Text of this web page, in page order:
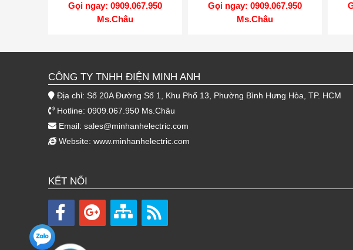
Gọi ngay: 0909.067.950
Ms.Châu
Gọi ngay: 0909.067.950
Ms.Châu
CÔNG TY TNHH ĐIỆN MINH ANH
Địa chỉ: Số 20A Đường Số 1, Khu Phố 13, Phường Bình Hưng Hòa, TP. HCM
Hotline: 0909.067.950 Ms.Châu
Email: sales@minhanhelectric.com
Website: www.minhanhelectric.com
KẾT NỐI